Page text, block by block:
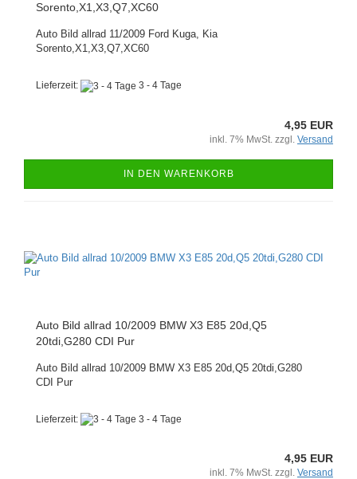
Sorento,X1,X3,Q7,XC60
Auto Bild allrad 11/2009 Ford Kuga, Kia
Sorento,X1,X3,Q7,XC60
Lieferzeit: 3 - 4 Tage
4,95 EUR
inkl. 7% MwSt. zzgl. Versand
IN DEN WARENKORB
Auto Bild allrad 10/2009 BMW X3 E85 20d,Q5
20tdi,G280 CDI Pur
Auto Bild allrad 10/2009 BMW X3 E85 20d,Q5 20tdi,G280
CDI Pur
Lieferzeit: 3 - 4 Tage
4,95 EUR
inkl. 7% MwSt. zzgl. Versand